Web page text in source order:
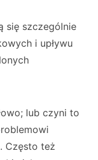
się szczególnie
i upływu
lub czyni to
Często też